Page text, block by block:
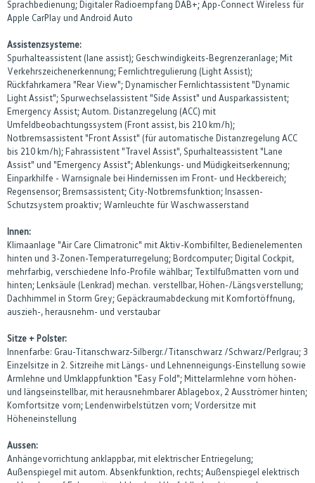
Sprachbedienung; Digitaler Radioempfang DAB+; App-Connect Wireless für
Apple CarPlay und Android Auto
Assistenzsysteme:
Spurhalteassistent (lane assist); Geschwindigkeits-Begrenzeranlage; Mit
Verkehrszeichenerkennung; Fernlichtregulierung (Light Assist);
Rückfahrkamera "Rear View"; Dynamischer Fernlichtassistent "Dynamic
Light Assist"; Spurwechselassistent "Side Assist" und Ausparkassistent;
Emergency Assist; Autom. Distanzregelung (ACC) mit
Umfeldbeobachtungssystem (Front assist, bis 210 km/h);
Notbremsassistent "Front Assist" (für automatische Distanzregelung ACC
bis 210 km/h); Fahrassistent "Travel Assist", Spurhalteassistent "Lane
Assist" und "Emergency Assist"; Ablenkungs- und Müdigkeitserkennung;
Einparkhilfe - Warnsignale bei Hindernissen im Front- und Heckbereich;
Regensensor; Bremsassistent; City-Notbremsfunktion; Insassen-
Schutzsystem proaktiv; Warnleuchte für Waschwasserstand
Innen:
Klimaanlage "Air Care Climatronic" mit Aktiv-Kombifilter, Bedienelementen
hinten und 3-Zonen-Temperaturregelung; Bordcomputer; Digital Cockpit,
mehrfarbig, verschiedene Info-Profile wählbar; Textilfußmatten vorn und
hinten; Lenksäule (Lenkrad) mechan. verstellbar, Höhen-/Längsverstellung;
Dachhimmel in Storm Grey; Gepäckraumabdeckung mit Komfortöffnung,
auszieh-, herausnehm- und verstaubar
Sitze + Polster:
Innenfarbe: Grau-Titanschwarz-Silbergr./Titanschwarz /Schwarz/Perlgrau; 3
Einzelsitze in 2. Sitzreihe mit Längs- und Lehnenneigungs-Einstellung sowie
Armlehne und Umklappfunktion "Easy Fold"; Mittelarmlehne vorn höhen-
und längseinstellbar, mit herausnehmbarer Ablagebox, 2 Ausströmer hinten;
Komfortsitze vorn; Lendenwirbelstützen vorn; Vordersitze mit
Höheneinstellung
Aussen:
Anhängevorrichtung anklappbar, mit elektrischer Entriegelung;
Außenspiegel mit autom. Absenkfunktion, rechts; Außenspiegel elektrisch